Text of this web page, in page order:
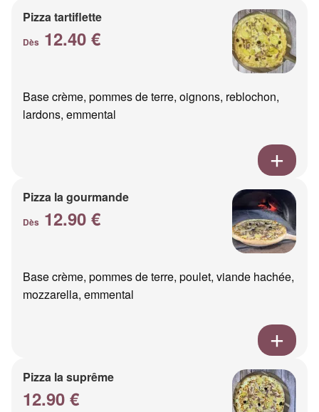
Pizza tartiflette
Dès 12.40 €
Base crème, pommes de terre, oignons, reblochon,
lardons, emmental
Pizza la gourmande
Dès 12.90 €
Base crème, pommes de terre, poulet, viande hachée,
mozzarella, emmental
Pizza la suprême
12.90 €